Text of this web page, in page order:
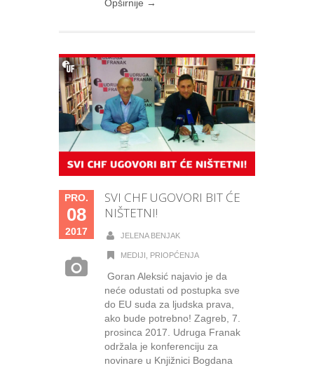
Opširnije →
PRO.
08
2017
SVI CHF UGOVORI BIT ĆE
NIŠTETNI!
JELENA BENJAK
MEDIJI PRIOPĆENJA
Goran Aleksić najavio je da
neće odustati od postupka sve
do EU suda za ljudska prava,
ako bude potrebno! Zagreb, 7.
prosinca 2017. Udruga Franak
održala je konferenciju za
novinare u Knjižnici Bogdana